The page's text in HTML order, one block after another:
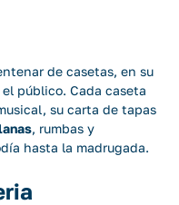
de casetas, en su
público. Cada caseta
su carta de tapas
, rumbas y
hasta la madrugada.